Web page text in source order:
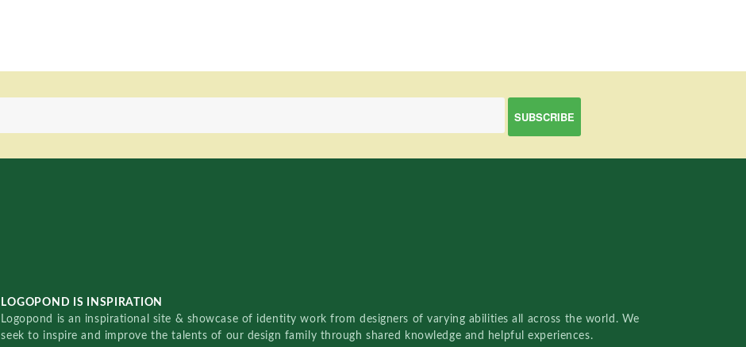
LOGOPOND IS INSPIRATION
Logopond is an inspirational site & showcase of identity work from designers of varying abilities all across the world. We
seek to inspire and improve the talents of our design family through shared knowledge and helpful experiences.